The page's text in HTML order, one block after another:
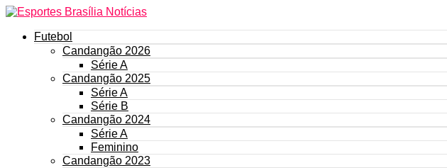
Futebol
Candangão 2026
Série A
Candangão 2025
Série A
Série B
Candangão 2024
Série A
Feminino
Candangão 2023